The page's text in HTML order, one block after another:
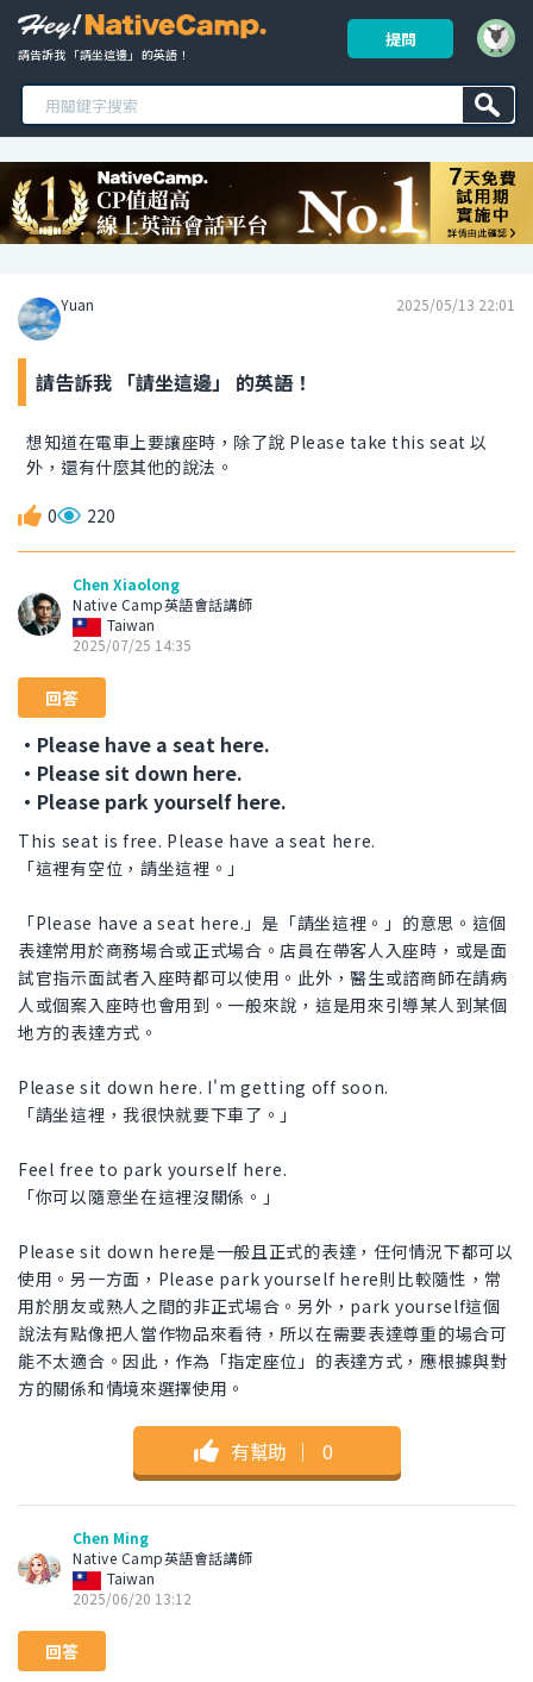
請告訴我 「請坐這邊」 的英語！
提問
Yuan 2025/05/13 22:01
請告訴我 「請坐這邊」 的英語！
想知道在電車上要讓座時，除了說 Please take this seat 以
外，還有什麼其他的說法。
0 220
Chen Xiaolong
Native Camp英語會話講師
Taiwan
2025/07/25 14:35
回答
・Please have a seat here.
・Please sit down here.
・Please park yourself here.
This seat is free. Please have a seat here.
「這裡有空位，請坐這裡。」
「Please have a seat here.」是「請坐這裡。」的意思。這個
表達常用於商務場合或正式場合。店員在帶客人入座時，或是面
試官指示面試者入座時都可以使用。此外，醫生或諮商師在請病
人或個案入座時也會用到。一般來說，這是用來引導某人到某個
地方的表達方式。
Please sit down here. I'm getting off soon.
「請坐這裡，我很快就要下車了。」
Feel free to park yourself here.
「你可以隨意坐在這裡沒關係。」
Please sit down here是一般且正式的表達，任何情況下都可以
使用。另一方面，Please park yourself here則比較隨性，常
用於朋友或熟人之間的非正式場合。另外，park yourself這個
說法有點像把人當作物品來看待，所以在需要表達尊重的場合可
能不太適合。因此，作為「指定座位」的表達方式，應根據與對
方的關係和情境來選擇使用。
有幫助 ｜ 0
Chen Ming
Native Camp英語會話講師
Taiwan
2025/06/20 13:12
回答